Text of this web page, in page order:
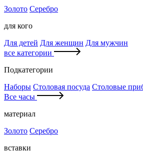
Золото Серебро
для кого
Для детей Для женщин Для мужчин
все категории
Подкатегории
Наборы Столовая посуда Столовые
Все часы
материал
Золото Серебро
вставки